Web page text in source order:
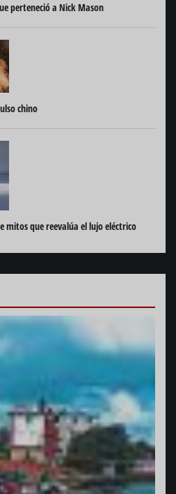
perteneció a Nick Mason
chino
mitos que reevalúa el lujo eléctrico